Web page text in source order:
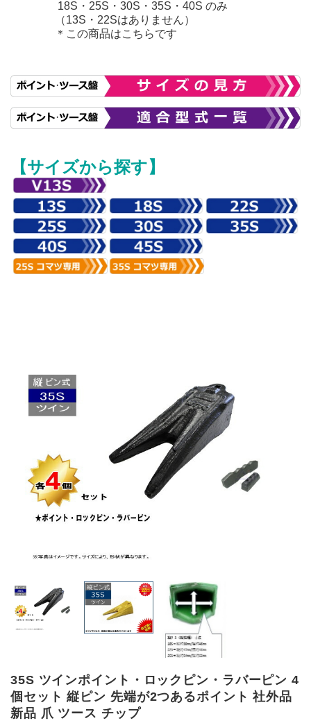
18S・25S・30S・35S・40S のみ
（13S・22Sはありません）
＊この商品はこちらです
【サイズから探す】
35S ツインポイント・ロックピン・ラバーピン 4
個セット 縦ピン 先端が2つあるポイント 社外品
新品 爪 ツース チップ